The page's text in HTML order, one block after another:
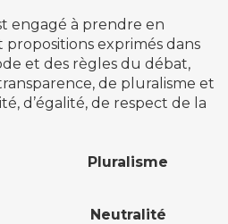
engagé à prendre en
propositions exprimés dans
et des règles du débat,
de pluralisme et
d’égalité, de respect de la
Pluralisme
Neutralité